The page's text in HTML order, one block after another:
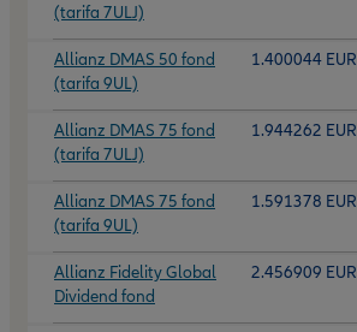
(tarifa 7ULJ)
Allianz DMAS 50 fond
(tarifa 9UL)
1.400044 EUR
Allianz DMAS 75 fond
(tarifa 7ULJ)
1.944262 EUR
Allianz DMAS 75 fond
(tarifa 9UL)
1.591378 EUR
Allianz Fidelity Global
Dividend fond
2.456909 EUR